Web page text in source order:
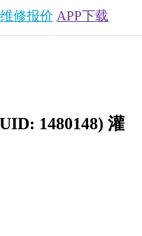
维修报价 APP下载
1480148) 灌